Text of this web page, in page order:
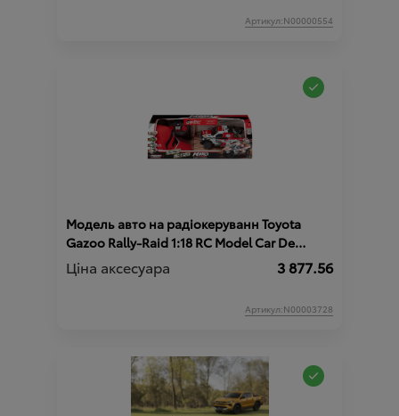
Артикул:N00000554
Модель авто на радіокеруванн Toyota
Gazoo Rally-Raid 1:18 RC Model Car De
Villiers HILUX T1+
Ціна аксесуара 3 877.56
Артикул:N00003728